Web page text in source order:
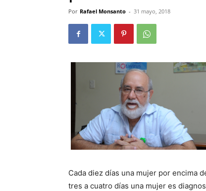
Por Rafael Monsanto - 31 mayo, 2018
Cada diez días una mujer por encima
tres a cuatro días una mujer es